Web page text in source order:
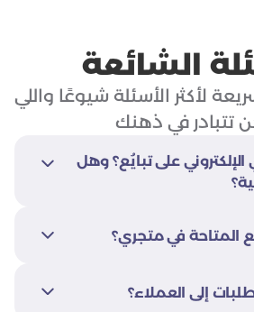
الشائعة
لأكثر الأسئلة شيوعًا واللي
تتبادر في ذهنك
على تبايُع؟ وهل
مصممة لتكون سهلة
في متجري؟
فيزا، آبل باي، سامسونج
إلى العملاء؟